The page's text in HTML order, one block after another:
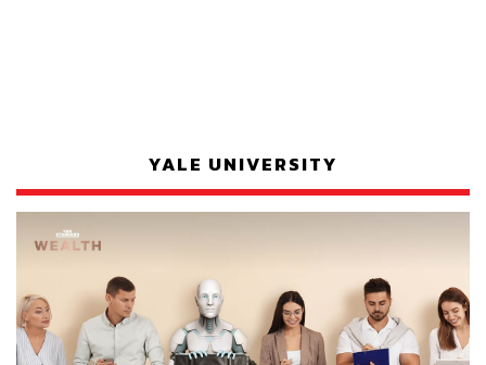
YALE UNIVERSITY